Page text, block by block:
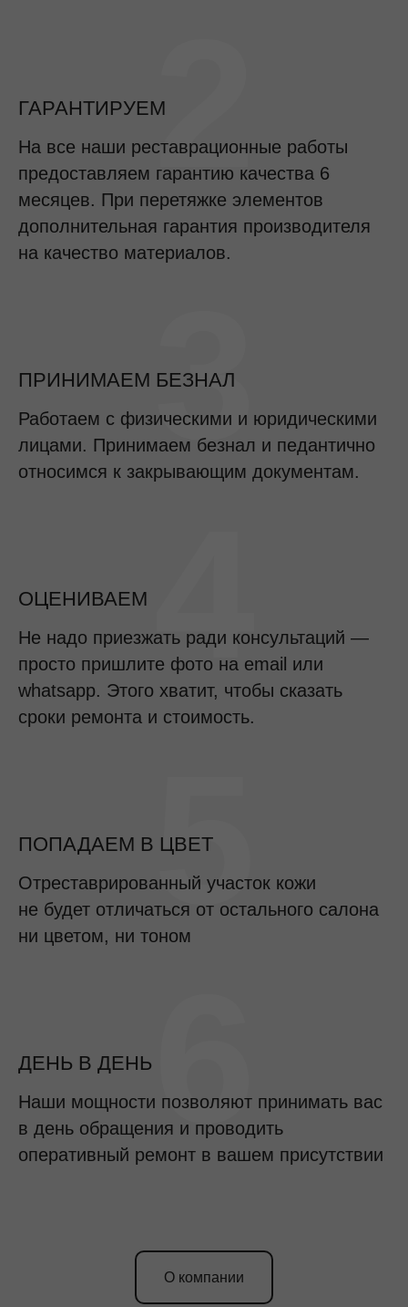
ГАРАНТИРУЕМ
На все наши реставрационные работы
предоставляем гарантию качества 6
месяцев. При перетяжке элементов
дополнительная гарантия производителя
на качество материалов.
2
ПРИНИМАЕМ БЕЗНАЛ
Работаем с физическими и юридическими
лицами. Принимаем безнал и педантично
относимся к закрывающим документам.
3
ОЦЕНИВАЕМ
Не надо приезжать ради консультаций —
просто пришлите фото на email или
whatsapp. Этого хватит, чтобы сказать
сроки ремонта и стоимость.
4
ПОПАДАЕМ В ЦВЕТ
Отреставрированный участок кожи
не будет отличаться от остального салона
ни цветом, ни тоном5
ДЕНЬ В ДЕНЬ
Наши мощности позволяют принимать вас
в день обращения и проводить
оперативный ремонт в вашем присутствии
6
О компании